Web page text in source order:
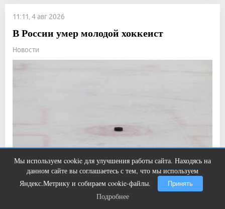
11:11, 4 авг 2026
В России умер молодой хоккеист
Новости
Прочитали: 1 102 Комментарии: 0
Мы используем cookie для улучшения работы сайта. Находясь на
данном сайте вы соглашаетесь с тем, что мы используем
Яндекс.Метрику и собираем cookie-файлы.
Принять
Подробнее
Ржу не переставая, это видео
пересмотришь не раз
Подробнее